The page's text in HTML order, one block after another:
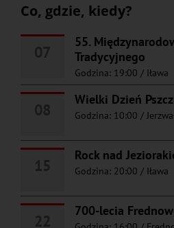
Co, gdzie, kiedy?
55.
Tradycyjnego
Godzina: 19:00 / Iława
Wielki Dzień
Godzina: 10:00 /
Rock nad
Godzina: 20:00 / Iława
700-lecia